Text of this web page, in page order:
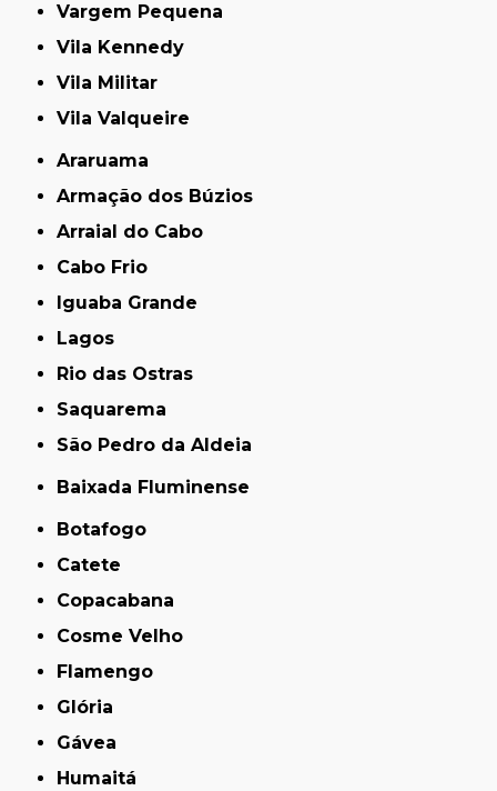
Vargem Pequena
Vila Kennedy
Vila Militar
Vila Valqueire
Araruama
Armação dos Búzios
Arraial do Cabo
Cabo Frio
Iguaba Grande
Lagos
Rio das Ostras
Saquarema
São Pedro da Aldeia
Baixada Fluminense
Botafogo
Catete
Copacabana
Cosme Velho
Flamengo
Glória
Gávea
Humaitá